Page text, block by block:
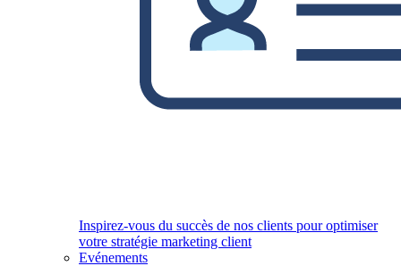
Inspirez-vous du succès de nos clients pour optimiser
votre stratégie marketing client
Evénements